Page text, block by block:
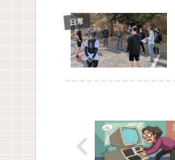
日常